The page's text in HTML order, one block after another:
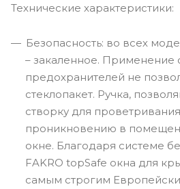
Технические характеристики:
Безопасность: во всех
– закаленное. Применение
предохранителей не
стеклопакет. Ручка,
створку для
проникновению в
окне. Благодаря системе
FAKRO topSafe окна для
самым строгим